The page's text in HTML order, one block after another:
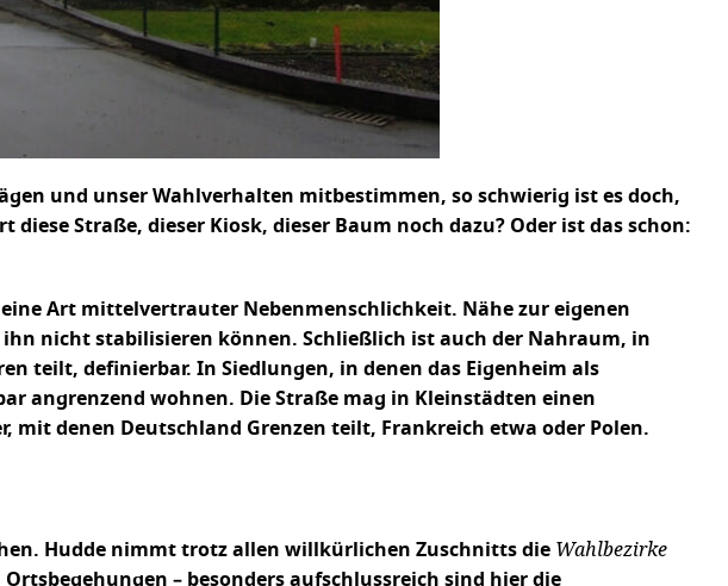
und unser Wahlverhalten mitbestimmen, so schwierig ist es doch,
Straße, dieser Kiosk, dieser Baum noch dazu? Oder ist das schon:
Art mittelvertrauter Nebenmenschlichkeit. Nähe zur eigenen
nicht stabilisieren können. Schließlich ist auch der Nahraum, in
teilt, definierbar. In Siedlungen, in denen das Eigenheim als
angrenzend wohnen. Die Straße mag in Kleinstädten einen
mit denen Deutschland Grenzen teilt, Frankreich etwa oder Polen.
Hudde nimmt trotz allen willkürlichen Zuschnitts die Wahlbezirke
– besonders aufschlussreich sind hier die